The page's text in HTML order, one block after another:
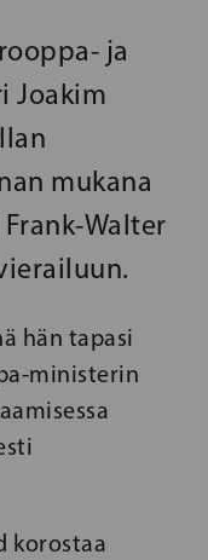
ja
Joakim
mukana
Walter
hän tapasi
ministerin
korostaa